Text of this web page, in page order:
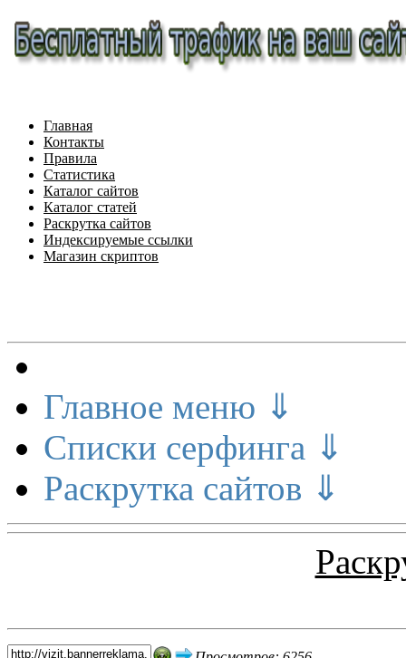
Главная
Контакты
Правила
Статистика
Каталог сайтов
Каталог статей
Раскрутка сайтов
Индексируемые ссылки
Магазин скриптов
Главное меню ⇓
Списки серфинга ⇓
Раскрутка сайтов ⇓